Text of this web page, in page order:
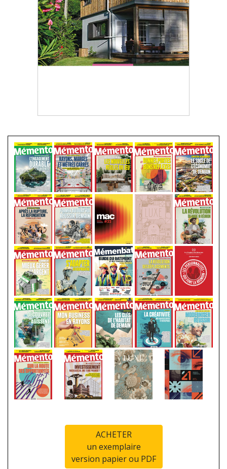
ACHETER
un exemplaire
version papier ou PDF